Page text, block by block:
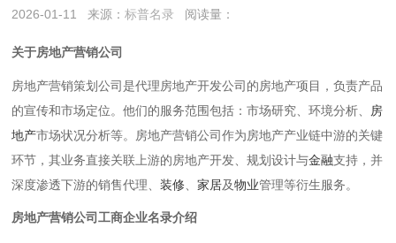
2026-01-11 来源：标普名录 阅读量：
关于房地产营销公司
房地产营销策划公司是代理房地产开发公司的房地产项目，负责产品
的宣传和市场定位。他们的服务范围包括：市场研究、环境分析、 房
地产市场状况分析等。房地产营销公司作为房地产产业链中游的关键
环节，其业务直接关联上游的房地产开发、规划设计与金融支持，并
深度渗透下游的销售代理、装修 、家居及物业管理等衍生服务。
房地产营销公司工商企业名录介绍